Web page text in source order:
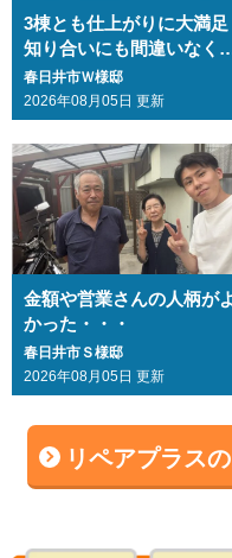
3棟とも仕上がりに大満足
知り合いにも間違いなく
勧めします・・・
春日井市Ｗ様邸
2026年08月05日 更新
金額や営業さんの人柄が
かった・・・
春日井市Ｓ様邸
2026年08月05日 更新
リペアプラス